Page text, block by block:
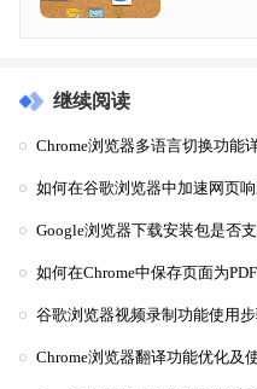
继续阅读
Chrome浏览器多语言切换功能
如何在谷歌浏览器中加速网页
Google浏览器下载安装包是否
如何在Chrome中保存页面为PDF
谷歌浏览器视频录制功能使用
Chrome浏览器翻译功能优化及